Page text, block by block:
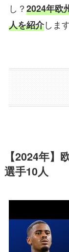
し？2024年欧
人を紹介します
【2024年
選手10人